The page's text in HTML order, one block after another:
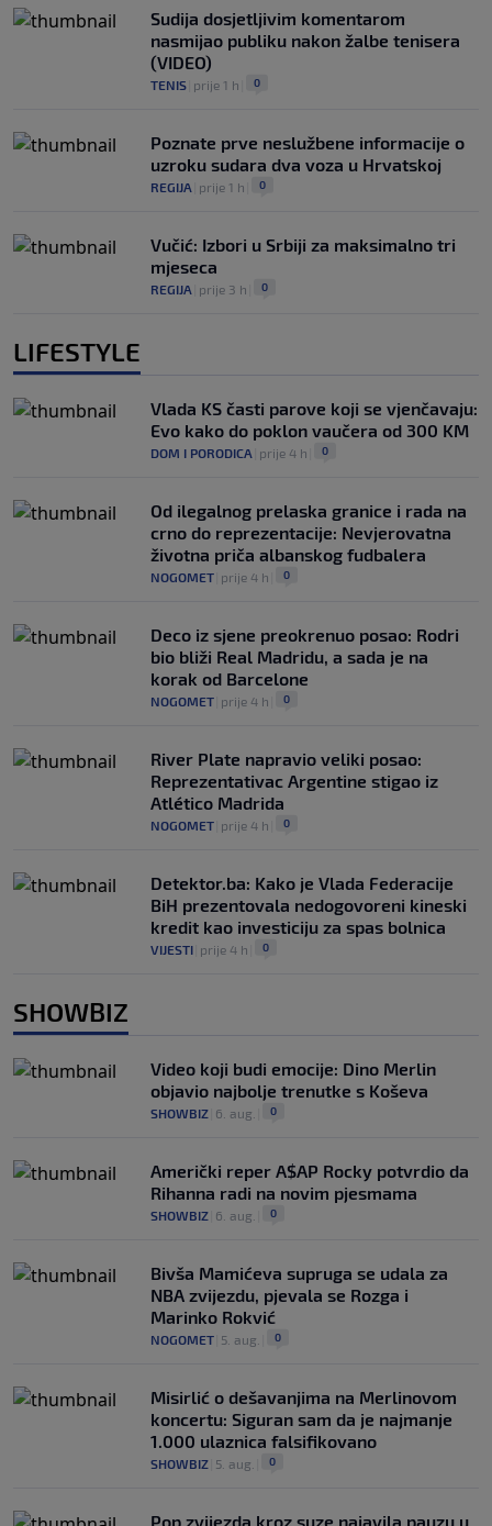
Sudija dosjetljivim komentarom
nasmijao publiku nakon žalbe tenisera
(VIDEO)
TENIS prije 1 h 0
Poznate prve neslužbene informacije o
uzroku sudara dva voza u Hrvatskoj
REGIJA prije 1 h 0
Vučić: Izbori u Srbiji za maksimalno tri
mjeseca
REGIJA prije 3 h 0
LIFESTYLE
Vlada KS časti parove koji se vjenčavaju:
Evo kako do poklon vaučera od 300 KM
DOM I PORODICA prije 4 h 0
Od ilegalnog prelaska granice i rada na
crno do reprezentacije: Nevjerovatna
životna priča albanskog fudbalera
NOGOMET prije 4 h 0
Deco iz sjene preokrenuo posao: Rodri
bio bliži Real Madridu, a sada je na
korak od Barcelone
NOGOMET prije 4 h 0
River Plate napravio veliki posao:
Reprezentativac Argentine stigao iz
Atlético Madrida
NOGOMET prije 4 h 0
Detektor.ba: Kako je Vlada Federacije
BiH prezentovala nedogovoreni kineski
kredit kao investiciju za spas bolnica
VIJESTI prije 4 h 0
SHOWBIZ
Video koji budi emocije: Dino Merlin
objavio najbolje trenutke s Koševa
SHOWBIZ 6. aug. 0
Američki reper A$AP Rocky potvrdio da
Rihanna radi na novim pjesmama
SHOWBIZ 6. aug. 0
Bivša Mamićeva supruga se udala za
NBA zvijezdu, pjevala se Rozga i
Marinko Rokvić
NOGOMET 5. aug. 0
Misirlić o dešavanjima na Merlinovom
koncertu: Siguran sam da je najmanje
1.000 ulaznica falsifikovano
SHOWBIZ 5. aug. 0
Pop zvijezda kroz suze najavila pauzu u